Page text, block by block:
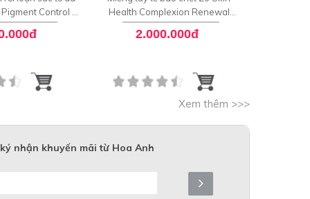
Control +
2% HQ – RX
Health Complexion Renewal
Pads
2.000.000đ
Xem thêm >>>
nhận khuyến mãi từ Hoa Anh